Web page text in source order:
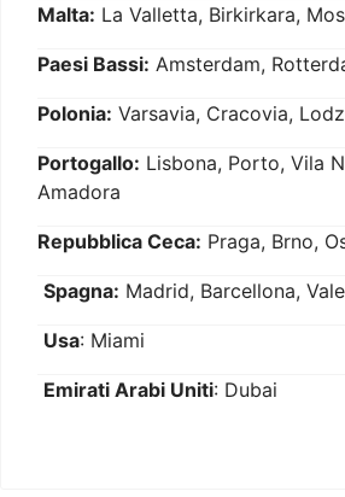
Malta: La Valletta, Birkirkara,
Paesi Bassi: Amsterdam,
Polonia: Varsavia, Cracovia,
Portogallo: Lisbona, Porto, Vila
Amadora
Repubblica Ceca: Praga, Brno,
Spagna: Madrid, Barcellona,
Usa: Miami
Emirati Arabi Uniti: Dubai